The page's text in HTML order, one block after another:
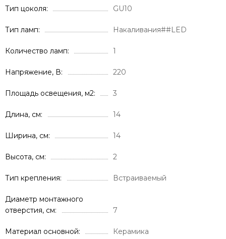
Тип цоколя GU10
Тип ламп Накаливания##LED
Количество ламп 1
Напряжение, В 220
Площадь освещения, м2 3
Длина, см 14
Ширина, см 14
Высота, см 2
Тип крепления Встраиваемый
Диаметр монтажного
отверстия, cм
7
Материал основной Керамика